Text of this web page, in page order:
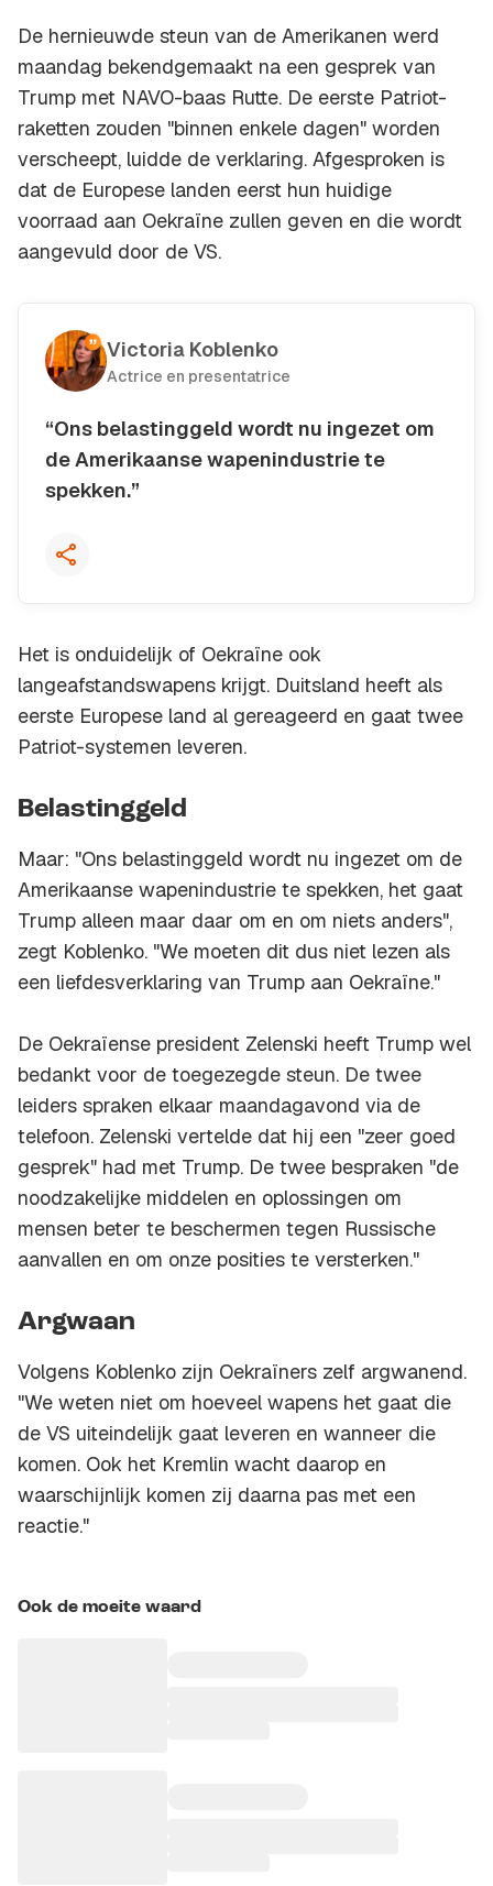
De hernieuwde steun van de Amerikanen werd
maandag bekendgemaakt na een gesprek van
Trump met NAVO-baas Rutte. De eerste Patriot-
raketten zouden "binnen enkele dagen" worden
verscheept, luidde de verklaring. Afgesproken is
dat de Europese landen eerst hun huidige
voorraad aan Oekraïne zullen geven en die wordt
aangevuld door de VS.
Victoria Koblenko
Actrice en presentatrice
“Ons belastinggeld wordt nu ingezet om
de Amerikaanse wapenindustrie te
spekken.”Kopieer quote
Het is onduidelijk of Oekraïne ook
langeafstandswapens krijgt. Duitsland heeft als
eerste Europese land al gereageerd en gaat twee
Patriot-systemen leveren.
Belastinggeld
Maar: "Ons belastinggeld wordt nu ingezet om de
Amerikaanse wapenindustrie te spekken, het gaat
Trump alleen maar daar om en om niets anders",
zegt Koblenko. "We moeten dit dus niet lezen als
een liefdesverklaring van Trump aan Oekraïne."
De Oekraïense president Zelenski heeft Trump wel
bedankt voor de toegezegde steun. De twee
leiders spraken elkaar maandagavond via de
telefoon. Zelenski vertelde dat hij een "zeer goed
gesprek" had met Trump. De twee bespraken "de
noodzakelijke middelen en oplossingen om
mensen beter te beschermen tegen Russische
aanvallen en om onze posities te versterken."
Argwaan
Volgens Koblenko zijn Oekraïners zelf argwanend.
"We weten niet om hoeveel wapens het gaat die
de VS uiteindelijk gaat leveren en wanneer die
komen. Ook het Kremlin wacht daarop en
waarschijnlijk komen zij daarna pas met een
reactie."
Ook de moeite waard